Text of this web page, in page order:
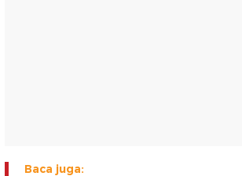
Baca juga: